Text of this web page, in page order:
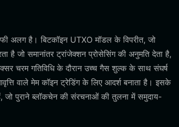
अलग है। बिटकॉइन UTXO मॉडल के विपरीत, जो
जो समानांतर ट्रांजेक्शन प्रोसेसिंग की अनुमति देता है,
चरम गतिविधि के दौरान उच्च गैस शुल्क के साथ संघर्ष
वाले मेम कॉइन ट्रेडिंग के लिए आदर्श बनाता है। इसके
पुराने ब्लॉकचेन की संरचनाओं की तुलना में समुदाय-